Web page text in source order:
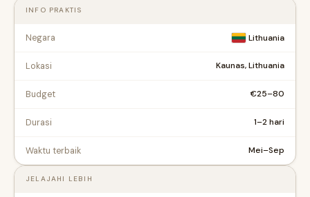
INFO PRAKTIS
Negara Lithuania
Lokasi Kaunas, Lithuania
Budget €25–80
Durasi 1–2 hari
Waktu terbaik Mei–Sep
JELAJAHI LEBIH